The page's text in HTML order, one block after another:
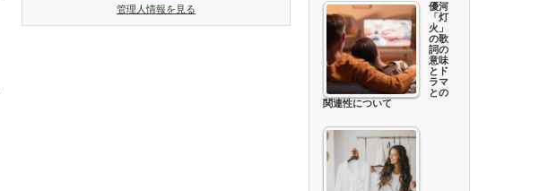
管理人情報を見る
優河
「灯
火」
の歌
詞の
意味
とド
ラマ
との
関連性について